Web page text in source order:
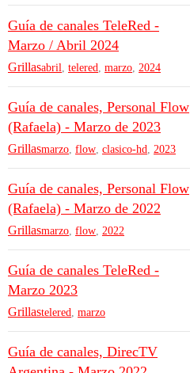
Guía de canales TeleRed -
Marzo / Abril 2024
Grillasabril telered marzo 2024
Guía de canales, Personal Flow
(Rafaela) - Marzo de 2023
Grillasmarzo flow clasico-hd 2023
Guía de canales, Personal Flow
(Rafaela) - Marzo de 2022
Grillasmarzo flow 2022
Guía de canales TeleRed -
Marzo 2023
Grillastelered marzo
Guía de canales, DirecTV